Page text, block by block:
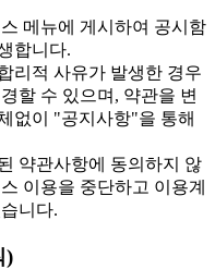
메뉴에 게시하여 공시함
합니다.
리적 사유가 발생한 경우
할 수 있으며, 약관을 변
없이 "공지사항"을 통해
약관사항에 동의하지 않
이용을 중단하고 이용계
니다.
)